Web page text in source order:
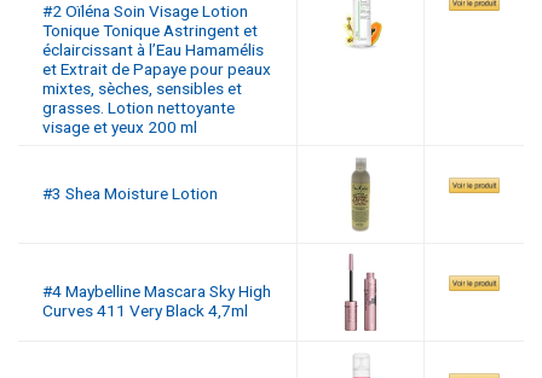
#2 Oïléna Soin Visage Lotion
Tonique Tonique Astringent et
éclaircissant à l’Eau Hamamélis
et Extrait de Papaye pour peaux
mixtes, sèches, sensibles et
grasses. Lotion nettoyante
visage et yeux 200 ml
#3 Shea Moisture Lotion
#4 Maybelline Mascara Sky High
Curves 411 Very Black 4,7ml